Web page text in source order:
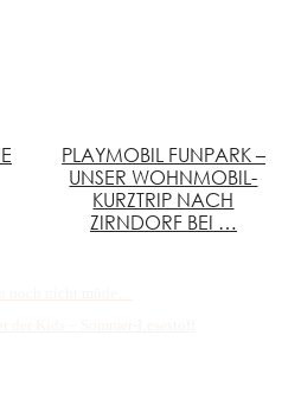
PLAYMOBIL FUNPARK –
UNSER WOHNMOBIL-
KURZTRIP NACH
ZIRNDORF BEI …